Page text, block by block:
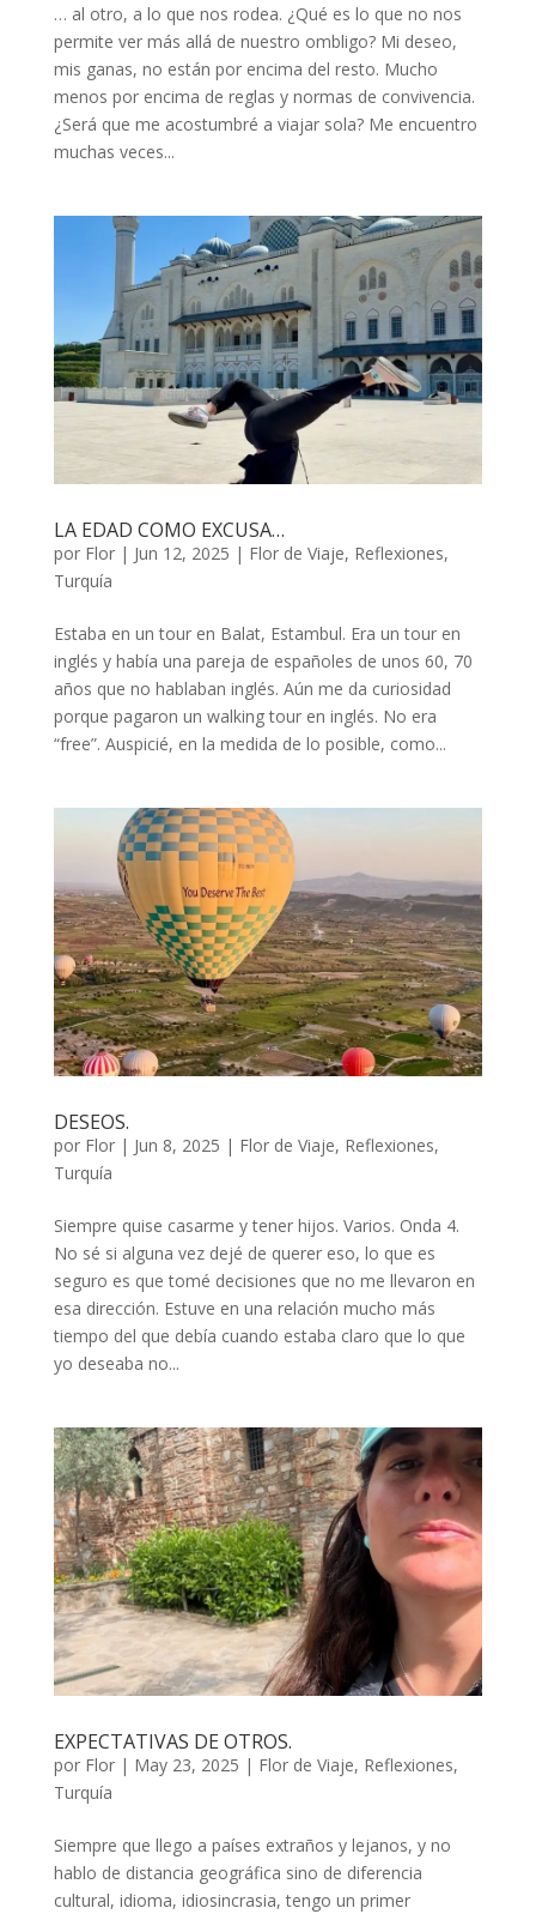
… al otro, a lo que nos rodea. ¿Qué es lo que no nos
permite ver más allá de nuestro ombligo? Mi deseo,
mis ganas, no están por encima del resto. Mucho
menos por encima de reglas y normas de convivencia.
¿Será que me acostumbré a viajar sola? Me encuentro
muchas veces...
LA EDAD COMO EXCUSA…
por Flor| Jun 12, 2025 | Flor de Viaje, Reflexiones,
Turquía
Estaba en un tour en Balat, Estambul. Era un tour en
inglés y había una pareja de españoles de unos 60, 70
años que no hablaban inglés. Aún me da curiosidad
porque pagaron un walking tour en inglés. No era
“free”. Auspicié, en la medida de lo posible, como...
DESEOS.
por Flor| Jun 8, 2025 | Flor de Viaje, Reflexiones,
Turquía
Siempre quise casarme y tener hijos. Varios. Onda 4.
No sé si alguna vez dejé de querer eso, lo que es
seguro es que tomé decisiones que no me llevaron en
esa dirección. Estuve en una relación mucho más
tiempo del que debía cuando estaba claro que lo que
yo deseaba no...
EXPECTATIVAS DE OTROS.
por Flor| May 23, 2025 | Flor de Viaje, Reflexiones,
Turquía
Siempre que llego a países extraños y lejanos, y no
hablo de distancia geográfica sino de diferencia
cultural, idioma, idiosincrasia, tengo un primer